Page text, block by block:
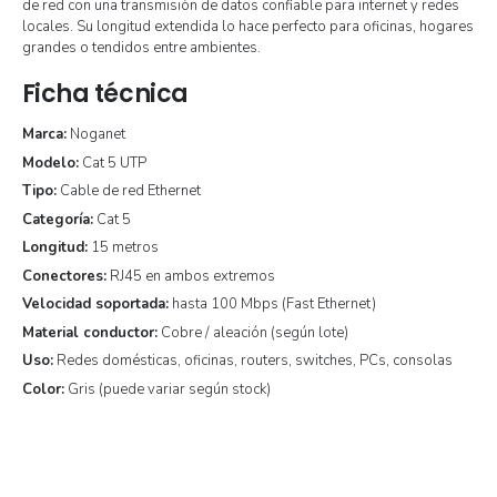
de red con una transmisión de datos confiable para internet y redes
locales. Su longitud extendida lo hace perfecto para oficinas, hogares
grandes o tendidos entre ambientes.
Ficha técnica
Marca:Noganet
Modelo:Cat 5 UTP
Tipo:Cable de red Ethernet
Categoría:Cat 5
Longitud:15 metros
Conectores:RJ45 en ambos extremos
Velocidad soportada:hasta 100 Mbps (Fast Ethernet)
Material conductor:Cobre / aleación (según lote)
Uso:Redes domésticas, oficinas, routers, switches, PCs, consolas
Color:Gris (puede variar según stock)